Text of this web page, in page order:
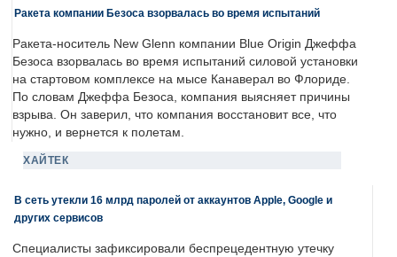
Ракета компании Безоса взорвалась во время испытаний
Ракета-носитель New Glenn компании Blue Origin Джеффа
Безоса взорвалась во время испытаний силовой установки
на стартовом комплексе на мысе Канаверал во Флориде.
По словам Джеффа Безоса, компания выясняет причины
взрыва. Он заверил, что компания восстановит все, что
нужно, и вернется к полетам.
ХАЙТЕК
В сеть утекли 16 млрд паролей от аккаунтов Apple, Google и
других сервисов
Специалисты зафиксировали беспрецедентную утечку